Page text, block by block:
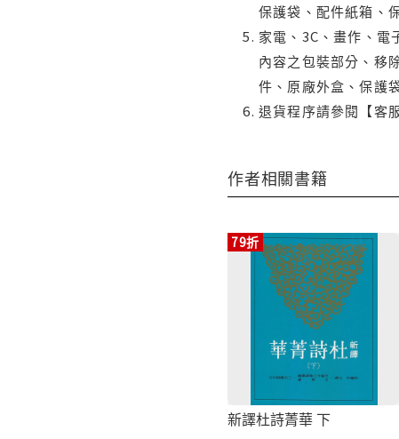
保護袋、配件紙箱、
家電、3C、畫作、電
內容之包裝部分、移
件、原廠外盒、保護
退貨程序請參閱【客
作者相關書籍
79折
新譯杜詩菁華 下